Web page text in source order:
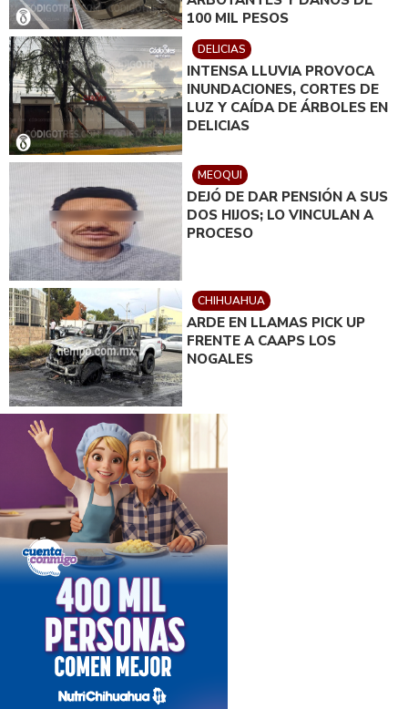
100 MIL PESOS
DELICIAS
INTENSA LLUVIA PROVOCA
INUNDACIONES, CORTES DE
LUZ Y CAÍDA DE ÁRBOLES EN
DELICIAS
MEOQUI
DEJÓ DE DAR PENSIÓN A SUS
DOS HIJOS; LO VINCULAN A
PROCESO
CHIHUAHUA
ARDE EN LLAMAS PICK UP
FRENTE A CAAPS LOS
NOGALES